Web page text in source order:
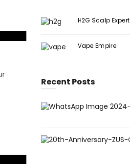
H2G Scalp Expert
Vape Empire
Recent Posts